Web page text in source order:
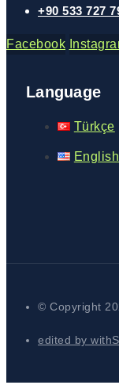
+90 533 727
Facebook
Language
Türkçe
English
© Copyright
edited by